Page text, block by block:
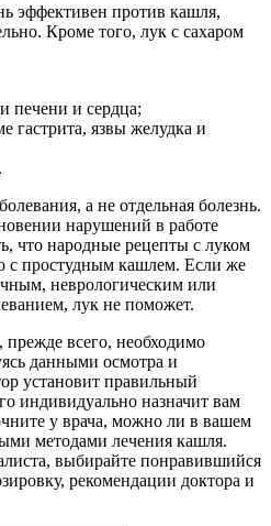
эффективен против кашля,
Кроме того, лук с сахаром
печени и сердца;
гастрита, язвы желудка и
а не отдельная болезнь.
нарушений в работе
что народные рецепты с луком
с простудным кашлем. Если же
неврологическим или
лук не поможет.
всего, необходимо
данными осмотра и
установит правильный
индивидуально назначит вам
у врача, можно ли в вашем
методами лечения кашля.
выбирайте понравившийся
рекомендации доктора и